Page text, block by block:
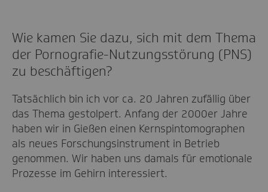
Wie kamen Sie dazu, sich mit dem Thema
der Pornografie-Nutzungsstörung (PNS)
zu beschäftigen?
Tatsächlich bin ich vor ca. 20 Jahren zufällig über
das Thema gestolpert. Anfang der 2000er Jahre
haben wir in Gießen einen Kernspintomographen
als neues Forschungsinstrument in Betrieb
genommen. Wir haben uns damals für emotionale
Prozesse im Gehirn interessiert.